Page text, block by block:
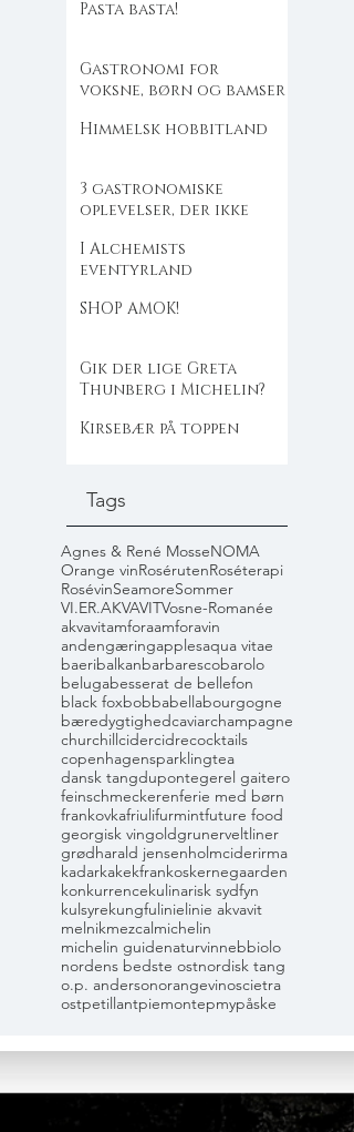
Pasta basta!
Gastronomi for
voksne, børn og bamser
Himmelsk hobbitland
3 gastronomiske
oplevelser, der ikke
I Alchemists
eventyrland
SHOP AMOK!
Gik der lige Greta
Thunberg i Michelin?
Kirsebær på toppen
Tags
Agnes & René MosseNOMA
Orange vinRosérutenRoséterapi
RosévinSeamoreSommer
VI.ER.AKVAVITVosne-Romanée
akvavitamforaamforavin
andengæringapplesaqua vitae
baeribalkanbarbarescobarolo
belugabesserat de bellefon
black foxbobbabellabourgogne
bæredygtighedcaviarchampagne
churchillcidercidrecocktails
copenhagensparklingtea
dansk tangdupontegerel gaitero
feinschmeckerenferie med børn
frankovkafriulifurmintfuture food
georgisk vingoldgrunerveltliner
grødharald jensenholmciderirma
kadarkakekfrankoskernegaarden
konkurrencekulinarisk sydfyn
kulsyrekungfulinielinie akvavit
melnikmezcalmichelin
michelin guidenaturvinnebbiolo
nordens bedste ostnordisk tang
o.p. andersonorangevinoscietra
ostpetillantpiemontepmypåske